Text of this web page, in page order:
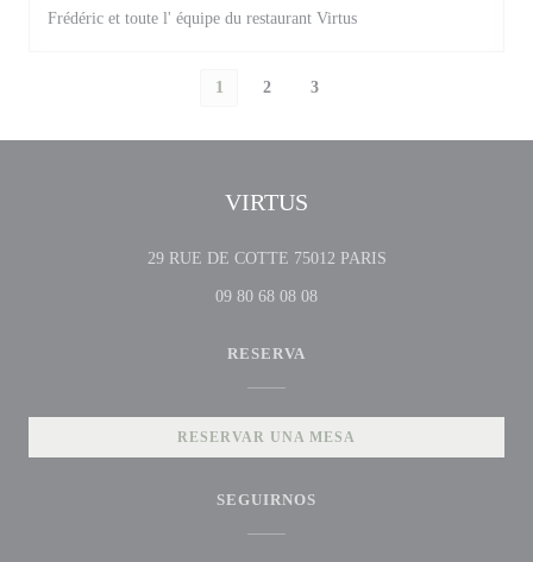
Frédéric et toute l' équipe du restaurant Virtus
1 2 3
VIRTUS
29 RUE DE COTTE 75012 PARIS((abre en una nueva
09 80 68 08 08
RESERVA
RESERVAR UNA MESA
SEGUIRNOS